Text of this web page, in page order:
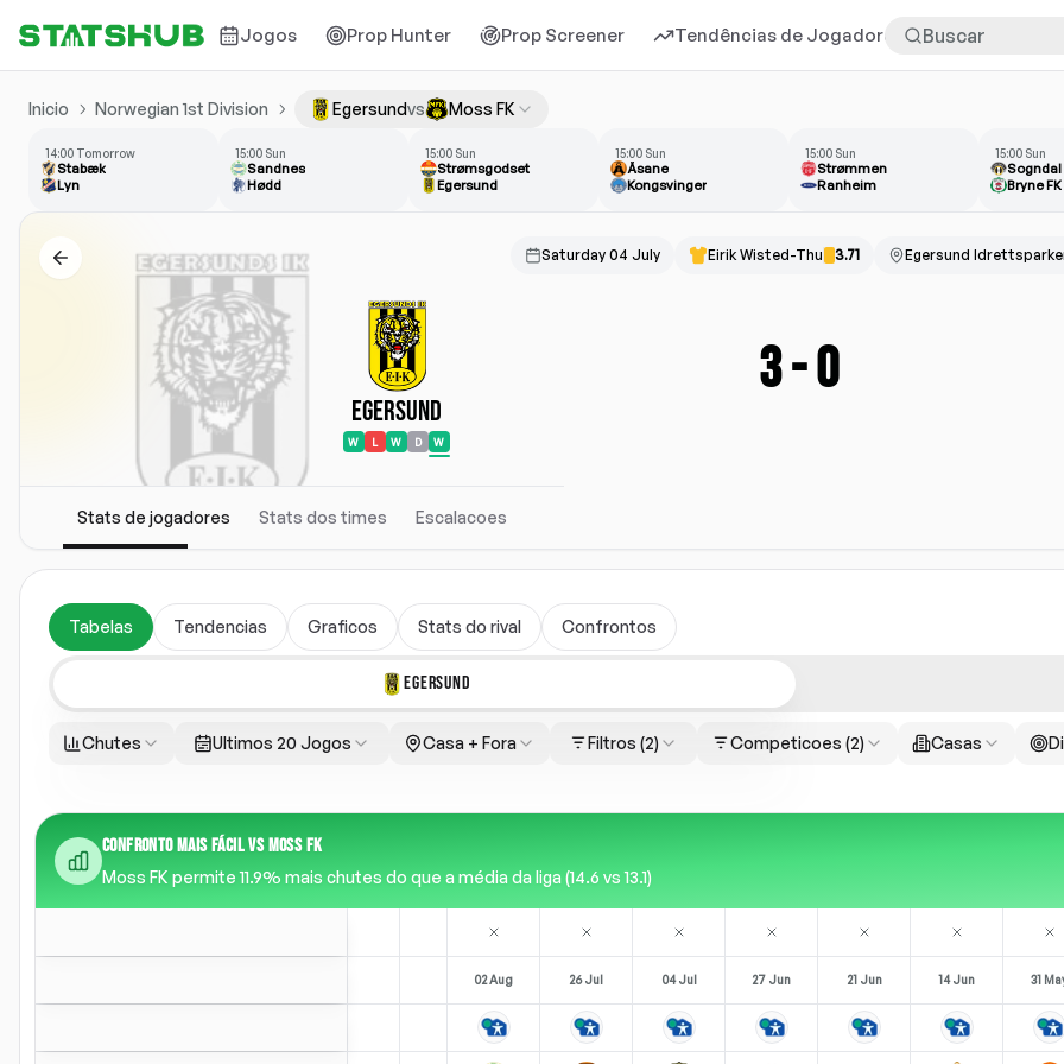
Jogos Prop Hunter Prop Screener Tendências de Jogadores Mais
Inicio Norwegian 1st Division Egersundvs Moss FK
14:00 Tomorrow
Stabæk
Lyn
15:00 Sun
Sandnes
Hødd
15:00 Sun
Strømsgodset
Egersund
15:00 Sun
Åsane
Kongsvinger
15:00 Sun
Strømmen
Ranheim
15:00 Sun
Sogndal
Bryne FK
Saturday 04 July Eirik Wisted-Thu 3.71 Egersund
Egersund
W L W D W
3-0
Stats de jogadores Stats dos times Escalacoes
Tabelas Tendencias Graficos Stats do rival Confrontos
EGERSUND
Chutes Ultimos 20 Jogos Casa + Fora Filtros (2) Competicoes (2) Casas
CONFRONTO MAIS FÁCIL VS MOSS FK
Moss FK permite 11.9% mais chutes do que a média da liga (14.6 vs 13.1)
02 Aug 26 Jul 04 Jul 27 Jun 21 Jun 14 Jun 31